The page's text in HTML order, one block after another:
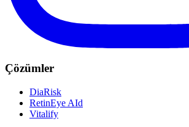
Çözümler
DiaRisk
RetinEye AId
Vitalify